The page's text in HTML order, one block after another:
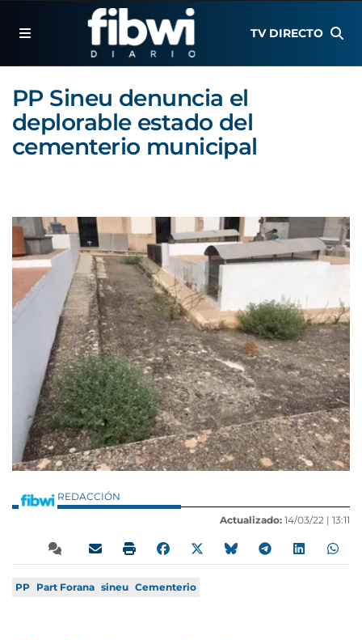
TV DIRECTO
PP Sineu denuncia el
deplorable estado del
cementerio municipal
REDACCIÓN
Actualizado: 14/03/22 | 13:11
PP Part Forana sineu Cementerio